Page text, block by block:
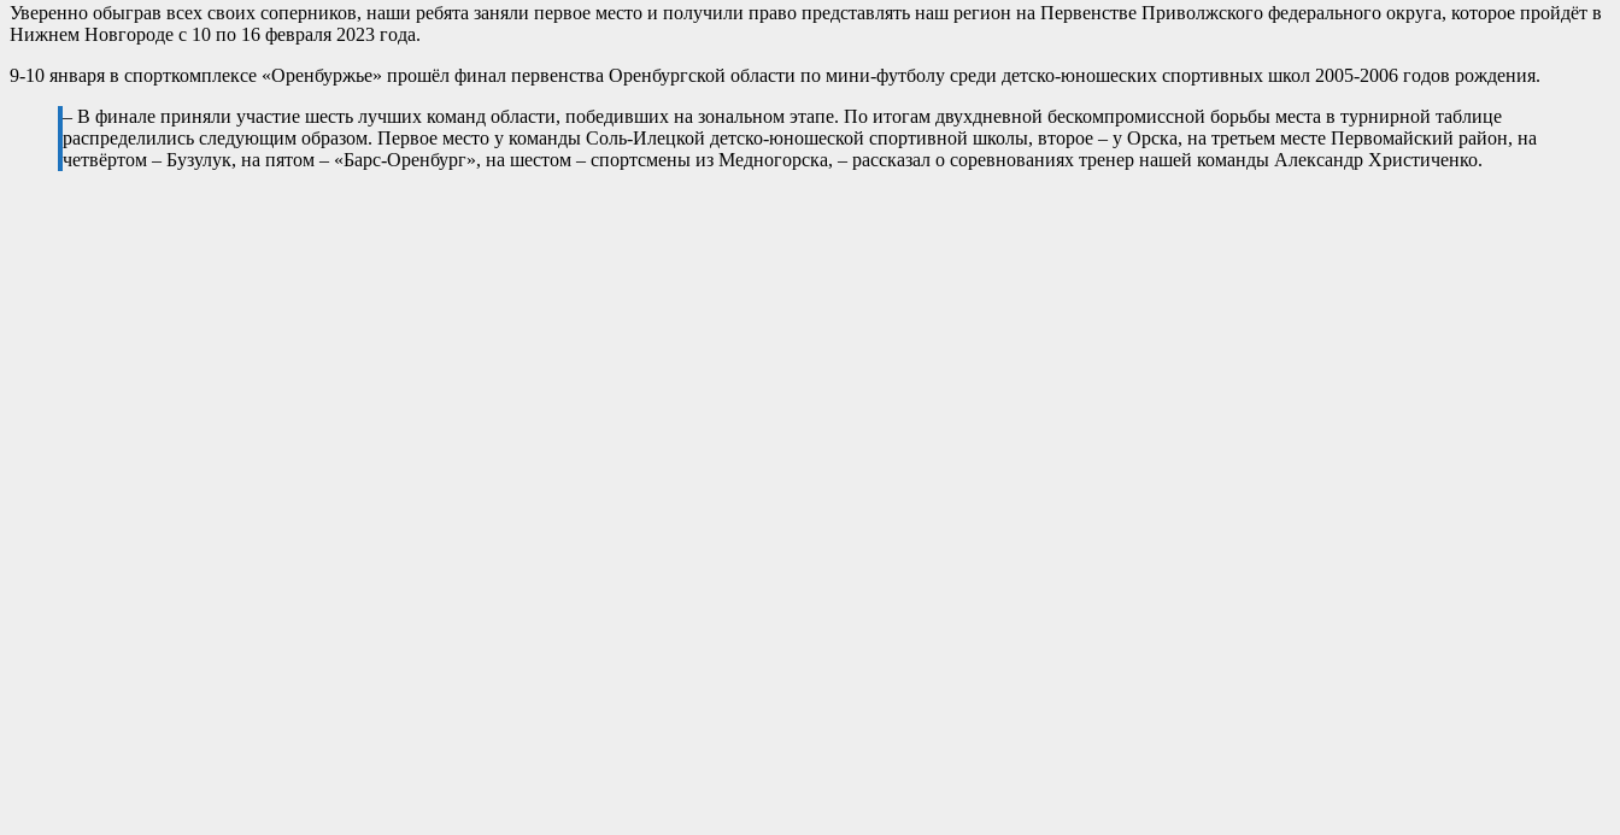
Уверенно обыграв всех своих соперников, наши ребята заняли первое место и получили право представлять наш регион на Первенстве Приволжского федерального округа, которое пройдёт в
Нижнем Новгороде с 10 по 16 февраля 2023 года.
9-10 января в спорткомплексе «Оренбуржье» прошёл финал первенства Оренбургской области по мини-футболу среди детско-юношеских спортивных школ 2005-2006 годов рождения.
– В финале приняли участие шесть лучших команд области, победивших на зональном этапе. По итогам двухдневной бескомпромиссной борьбы места в турнирной таблице
распределились следующим образом. Первое место у команды Соль-Илецкой детско-юношеской спортивной школы, второе – у Орска, на третьем месте Первомайский район, на
четвёртом – Бузулук, на пятом – «Барс-Оренбург», на шестом – спортсмены из Медногорска, – рассказал о соревнованиях тренер нашей команды Александр Христиченко.